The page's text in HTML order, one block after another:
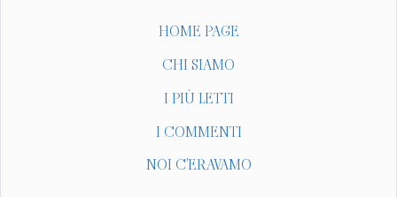
HOME PAGE
CHI SIAMO
I PIÙ LETTI
I COMMENTI
NOI C'ERAVAMO